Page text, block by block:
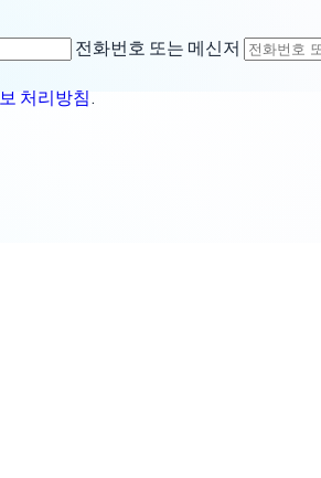
전화번호 또는 메신저
처리방침.